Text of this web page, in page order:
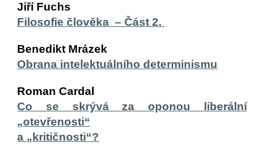
Jiří Fuchs
Benedikt Mrázek
Obrana intelektuálního determinismu
Roman Cardal
Co se skrývá za oponou liberální
„otevřenosti“
a „kritičnosti“?